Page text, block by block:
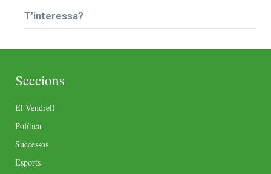
T’interessa?
Seccions
El Vendrell
Política
Successos
Esports